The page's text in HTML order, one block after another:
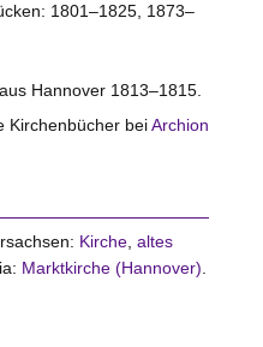
1801–1825, 1873–
Hannover 1813–1815.
Kirchenbücher beiArchion
Kirche, altes
Marktkirche (Hannover)